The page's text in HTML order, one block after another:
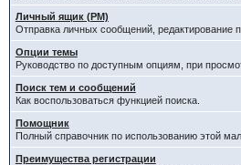
Личный ящик (PM)
Отправка личных сообщений, редактирование
Опции темы
Руководство по доступным опциям, при
Поиск тем и сообщений
Как воспользоваться функцией поиска.
Помощник
Полный справочник по использованию этой
Преимущества регистрации